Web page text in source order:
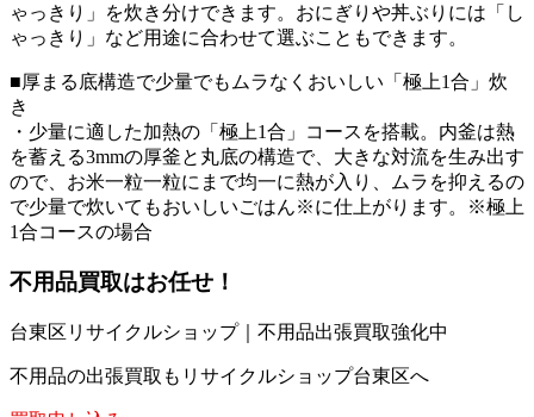
ゃっきり」を炊き分けできます。おにぎりや丼ぶりには「し
ゃっきり」など用途に合わせて選ぶこともできます。
■厚まる底構造で少量でもムラなくおいしい「極上1合」炊
き
・少量に適した加熱の「極上1合」コースを搭載。内釜は熱
を蓄える3mmの厚釜と丸底の構造で、大きな対流を生み出す
ので、お米一粒一粒にまで均一に熱が入り、ムラを抑えるの
で少量で炊いてもおいしいごはん※に仕上がります。※極上
1合コースの場合
不用品買取はお任せ！
台東区リサイクルショップ｜不用品出張買取強化中
不用品の出張買取もリサイクルショップ台東区へ